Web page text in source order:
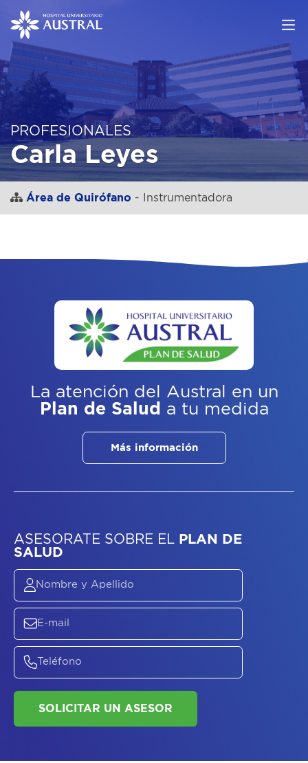
PROFESIONALES
Carla Leyes
Área de Quirófano - Instrumentadora
La atención del Austral
en un
Plan de Salud a tu medida
Más información
ASESORATE SOBREELPLAN DE
SALUD